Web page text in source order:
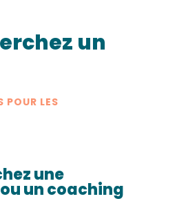
un
POUR LES
une
un coaching